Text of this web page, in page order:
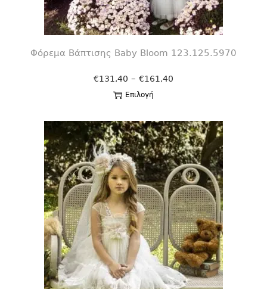
Φόρεμα Βάπτισης Βaby Bloom 123.125.5970
€131,40 – €161,40
Επιλογή